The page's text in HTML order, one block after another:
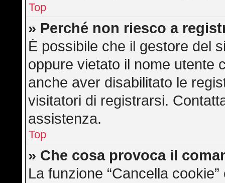
Top
» Perché non riesco a
È possibile che il gestore del
oppure vietato il nome utente
anche aver disabilitato le
visitatori di registrarsi.
assistenza.
Top
» Che cosa provoca il
La funzione “Cancella